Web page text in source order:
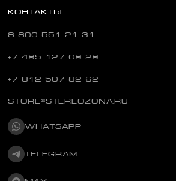
КОНТАКТЫ
8 800 551 21 31
+7 495 127 09 29
+7 812 507 82 62
STORE@STEREOZONA.RU
WHATSAPP
TELEGRAM